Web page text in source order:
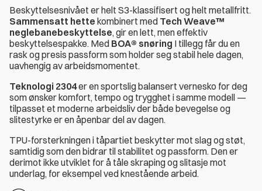
Beskyttelsesnivået er helt S3-klassifisert og helt metallfritt.
Sammensatt hette kombinert med Tech Weave™
neglebanebeskyttelse, gir en lett, men effektiv
beskyttelsespakke. Med BOA® snøring I tillegg får du en
rask og presis passform som holder seg stabil hele dagen,
uavhengig av arbeidsmomentet.
Teknologi 2304er en sportslig balansert vernesko for deg
som ønsker komfort, tempo og trygghet i samme modell —
tilpasset et moderne arbeidsliv der både bevegelse og
slitestyrke er en åpenbar del av dagen.
TPU-forsterkningen i tåpartiet beskytter mot slag og støt,
samtidig som den bidrar til stabilitet og passform. Den er
derimot ikke utviklet for å tåle skraping og slitasje mot
underlag, for eksempel ved knestående arbeid.